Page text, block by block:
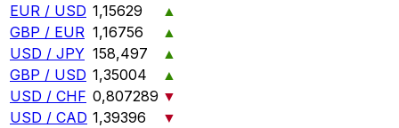
EUR / USD 1,15629
▲
GBP / EUR 1,16756
▲
USD / JPY 158,497
▲
GBP / USD 1,35004
▲
USD / CHF 0,807289 ▼
USD / CAD 1,39396
▼